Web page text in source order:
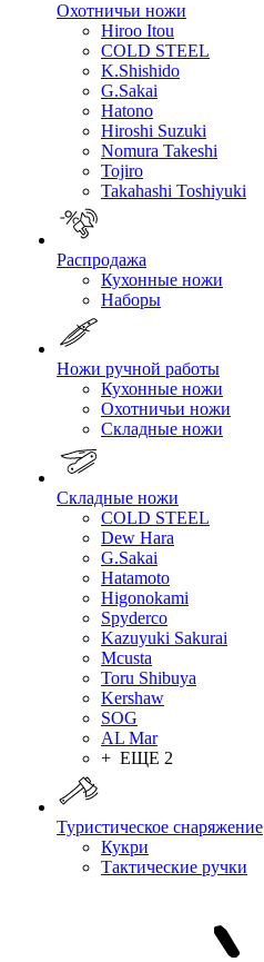
Охотничьи ножи
Hiroo Itou
COLD STEEL
K.Shishido
G.Sakai
Hatono
Hiroshi Suzuki
Nomura Takeshi
Tojiro
Takahashi Toshiyuki
Распродажа
Кухонные ножи
Наборы
Ножи ручной работы
Кухонные ножи
Охотничьи ножи
Складные ножи
Складные ножи
COLD STEEL
Dew Hara
G.Sakai
Hatamoto
Higonokami
Spyderco
Kazuyuki Sakurai
Mcusta
Toru Shibuya
Kershaw
SOG
AL Mar
+ ЕЩЕ 2
Туристическое снаряжение
Кукри
Тактические ручки